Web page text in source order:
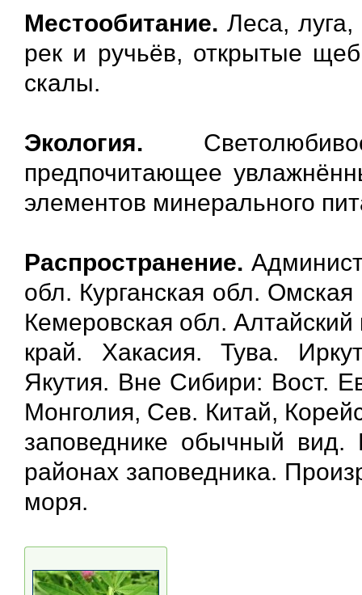
Местообитание. Леса,
рек и ручьёв, открытые
скалы.
Экология.
предпочитающее
элементов минерального
Распространение.
обл. Курганская обл.
Кемеровская обл.
край. Хакасия. Тува.
Якутия. Вне Сибири: Вост.
Монголия, Сев. Китай,
заповеднике обычный вид.
районах заповедника.
моря.